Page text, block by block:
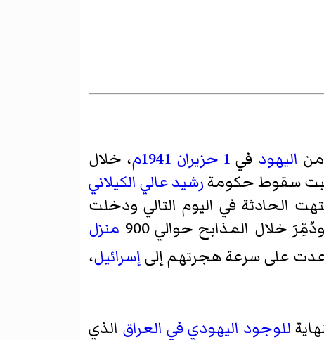
اليهود في 1 حزيران 1941م ، خلال
سقوط حكومةرشيد عالي الكيلاني
الحادثة في اليوم التالي ودخلت
خلال المذابح حوالي 900
منزل
على سرعة هجرتهم إلىإسرائيل،
للوجود اليهودي في العراق الذي